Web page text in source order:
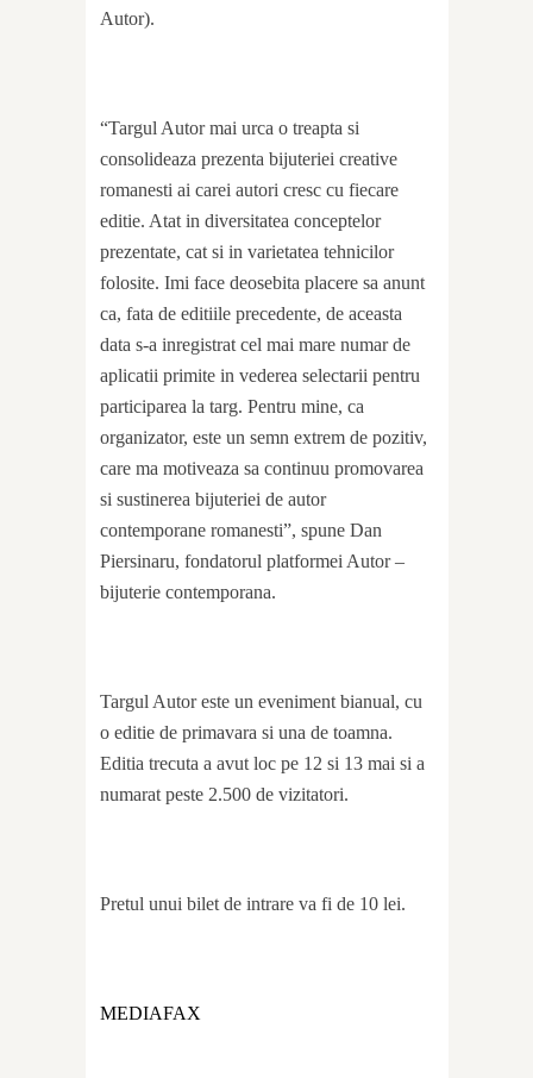
Autor).
“Targul Autor mai urca o treapta si
consolideaza prezenta bijuteriei creative
romanesti ai carei autori cresc cu fiecare
editie. Atat in diversitatea conceptelor
prezentate, cat si in varietatea tehnicilor
folosite. Imi face deosebita placere sa anunt
ca, fata de editiile precedente, de aceasta
data s-a inregistrat cel mai mare numar de
aplicatii primite in vederea selectarii pentru
participarea la targ. Pentru mine, ca
organizator, este un semn extrem de pozitiv,
care ma motiveaza sa continuu promovarea
si sustinerea bijuteriei de autor
contemporane romanesti”, spune Dan
Piersinaru, fondatorul platformei Autor –
bijuterie contemporana.
Targul Autor este un eveniment bianual, cu
o editie de primavara si una de toamna.
Editia trecuta a avut loc pe 12 si 13 mai si a
numarat peste 2.500 de vizitatori.
Pretul unui bilet de intrare va fi de 10 lei.
MEDIAFAX